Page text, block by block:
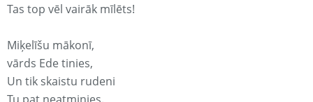
Tas top vēl vairāk mīlēts!
Miķelīšu mākonī,
vārds Ede tinies,
Un tik skaistu rudeni